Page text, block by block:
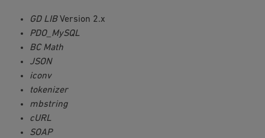
GD LIBVersion 2.x
PDO_MySQL
BC Math
JSON
iconv
tokenizer
mbstring
cURL
SOAP